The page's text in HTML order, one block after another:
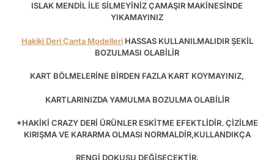
ISLAK MENDİL İLE SİLMEYİNİZ ÇAMAŞIR MAKİNESİNDE
YIKAMAYINIZ
Hakiki Deri Çanta ModelleriHASSAS KULLANILMALIDIR ŞEKİL
BOZULMASI OLABİLİR
KART BÖLMELERİNE BİRDEN FAZLA KART KOYMAYINIZ,
KARTLARINIZDA YAMULMA BOZULMA OLABİLİR
*HAKİKİ CRAZY DERİ ÜRÜNLER ESKİTME EFEKTLİDİR. ÇİZİLME
KIRIŞMA VE KARARMA OLMASI NORMALDİR,KULLANDIKÇA
RENGİ DOKUSU DEĞİŞECEKTİR.